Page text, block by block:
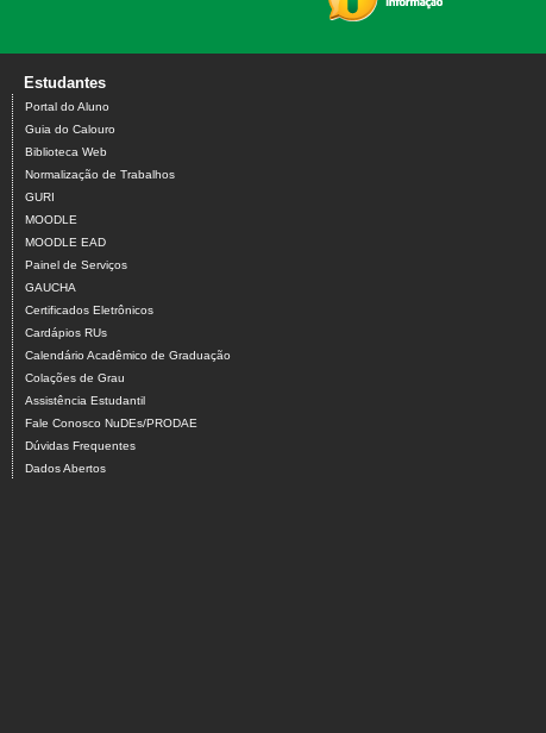
Estudantes
Portal do Aluno
Guia do Calouro
Biblioteca Web
Normalização de Trabalhos
GURI
MOODLE
MOODLE EAD
Painel de Serviços
GAUCHA
Certificados Eletrônicos
Cardápios RUs
Calendário Acadêmico de Graduação
Colações de Grau
Assistência Estudantil
Fale Conosco NuDEs/PRODAE
Dúvidas Frequentes
Dados Abertos